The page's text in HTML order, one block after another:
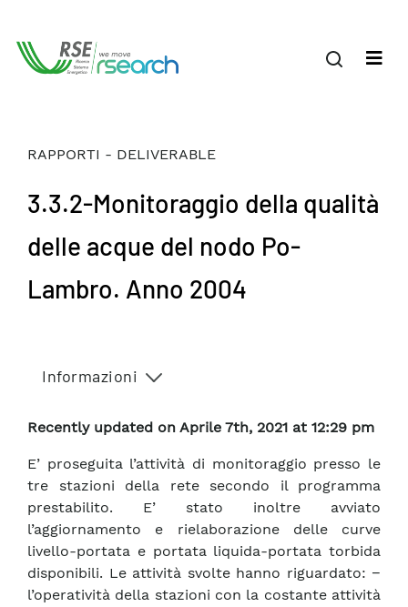
RAPPORTI - DELIVERABLE
3.3.2-Monitoraggio della qualità
delle acque del nodo Po-
Lambro. Anno 2004
Informazioni
Recently updated on Aprile 7th, 2021 at 12:29 pm
E’ proseguita l’attività di monitoraggio presso le
tre stazioni della rete secondo il programma
prestabilito. E’ stato inoltre avviato
l’aggiornamento e rielaborazione delle curve
livello-portata e portata liquida-portata torbida
disponibili. Le attività svolte hanno riguardato: −
l’operatività della stazioni con la costante attività